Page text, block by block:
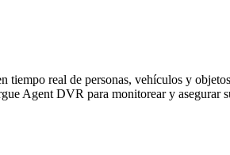
real de personas, vehículos y
Agent DVR para monitorear y asegurar